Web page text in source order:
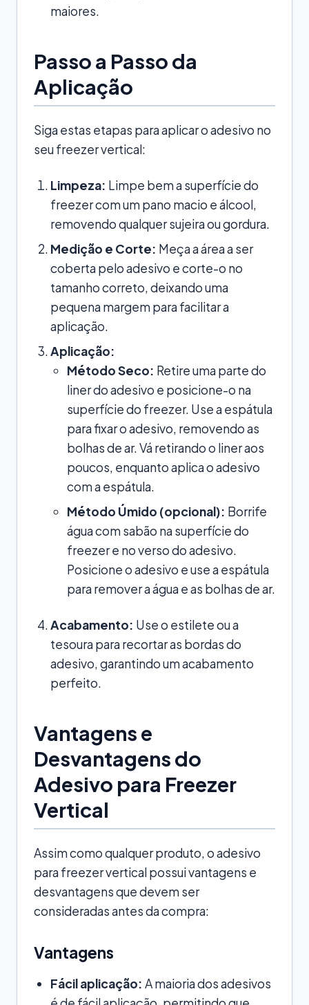
maiores.
Passo a Passo da
Aplicação
Siga estas etapas para aplicar o adesivo no
seu freezer vertical:
Limpeza: Limpe bem a superfície do
freezer com um pano macio e álcool,
removendo qualquer sujeira ou gordura.
Medição e Corte: Meça a área a ser
coberta pelo adesivo e corte-o no
tamanho correto, deixando uma
pequena margem para facilitar a
aplicação.
Aplicação:
Método Seco: Retire uma parte do
liner do adesivo e posicione-o na
superfície do freezer. Use a espátula
para fixar o adesivo, removendo as
bolhas de ar. Vá retirando o liner aos
poucos, enquanto aplica o adesivo
com a espátula.
Método Úmido (opcional): Borrife
água com sabão na superfície do
freezer e no verso do adesivo.
Posicione o adesivo e use a espátula
para remover a água e as bolhas de ar.
Acabamento: Use o estilete ou a
tesoura para recortar as bordas do
adesivo, garantindo um acabamento
perfeito.
Vantagens e
Desvantagens do
Adesivo para Freezer
Vertical
Assim como qualquer produto, o adesivo
para freezer vertical possui vantagens e
desvantagens que devem ser
consideradas antes da compra:
Vantagens
Fácil aplicação: A maioria dos adesivos